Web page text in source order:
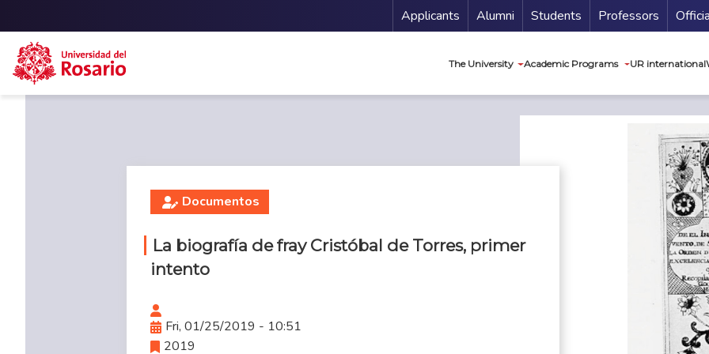
Menu Secundario
Applicants Alumni Students Professors
The University Academic Programs UR international
Documentos
La biografía de fray Cristóbal de Torres, primer
intento
Fri, 01/25/2019 - 10:51
2019